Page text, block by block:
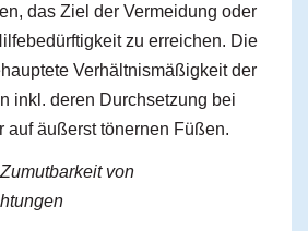
das Ziel der Vermeidung oder
zu erreichen. Die
Verhältnismäßigkeit der
inkl. deren Durchsetzung bei
auf äußerst tönernen Füßen.
von